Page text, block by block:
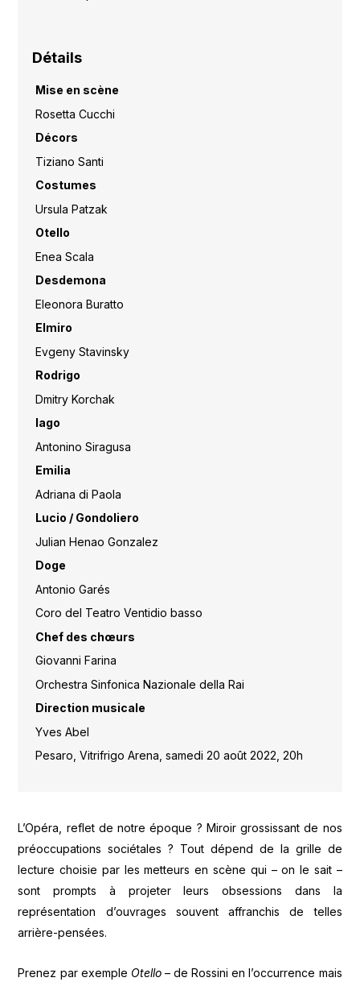
Détails
Mise en scène
Rosetta Cucchi
Décors
Tiziano Santi
Costumes
Ursula Patzak
Otello
Enea Scala
Desdemona
Eleonora Buratto
Elmiro
Evgeny Stavinsky
Rodrigo
Dmitry Korchak
Iago
Antonino Siragusa
Emilia
Adriana di Paola
Lucio / Gondoliero
Julian Henao Gonzalez
Doge
Antonio Garés
Coro del Teatro Ventidio basso
Chef des chœurs
Giovanni Farina
Orchestra Sinfonica Nazionale della Rai
Direction musicale
Yves Abel
Pesaro, Vitrifrigo Arena, samedi 20 août 2022, 20h
L’Opéra, reflet de notre époque ? Miroir grossissant de nos
préoccupations sociétales ? Tout dépend de la grille de
lecture choisie par les metteurs en scène qui – on le sait –
sont prompts à projeter leurs obsessions dans la
représentation d’ouvrages souvent affranchis de telles
arrière-pensées.
Prenez par exemple Otello– de Rossini en l’occurrence mais